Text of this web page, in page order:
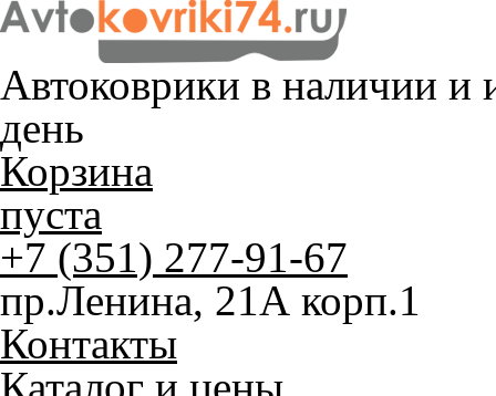
Автоковрики в наличии и
день
Корзина
пуста
+7 (351) 277-91-67
пр.Ленина, 21А корп.1
Контакты